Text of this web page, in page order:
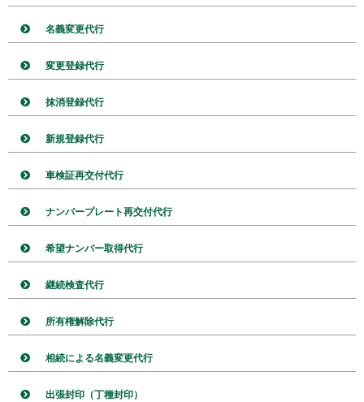
名義変更代行
変更登録代行
抹消登録代行
新規登録代行
車検証再交付代行
ナンバープレート再交付代行
希望ナンバー取得代行
継続検査代行
所有権解除代行
相続による名義変更代行
出張封印（丁種封印）